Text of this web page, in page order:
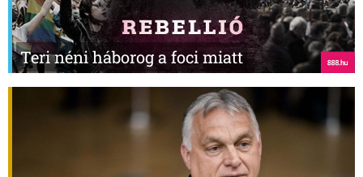
Teri néni háborog a foci miatt